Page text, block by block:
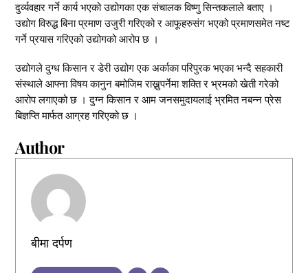
दुर्व्यवहार गर्ने कार्य भएको उद्योगका एक संचालक विष्णु सिन्तकलाले बताए ।
उद्योग विरुद्ध बिना प्रमाण उजुरी गरिएको र आफूहरुसंग भएको प्रमाणसमेत नष्ट
गर्ने प्रयास गरिएको उद्योगको आरोप छ ।
उद्योगले दुग्ध किसान र डेरी उद्योग एक अर्काका परिपुरक भएका भन्दै सहकारी
संस्थाले आफ्ना विषय कानुन बमोजिम राख्नुपर्नेमा शक्ति र भ्रमको खेती गरेको
आरोप लगाएको छ । दुग्न किसान र आम जनसमुदायलाई भ्रमित नबन्न प्रेस
बिज्ञप्ति मार्फत आग्रह गरिएको छ ।
Author
बीमा दर्पण